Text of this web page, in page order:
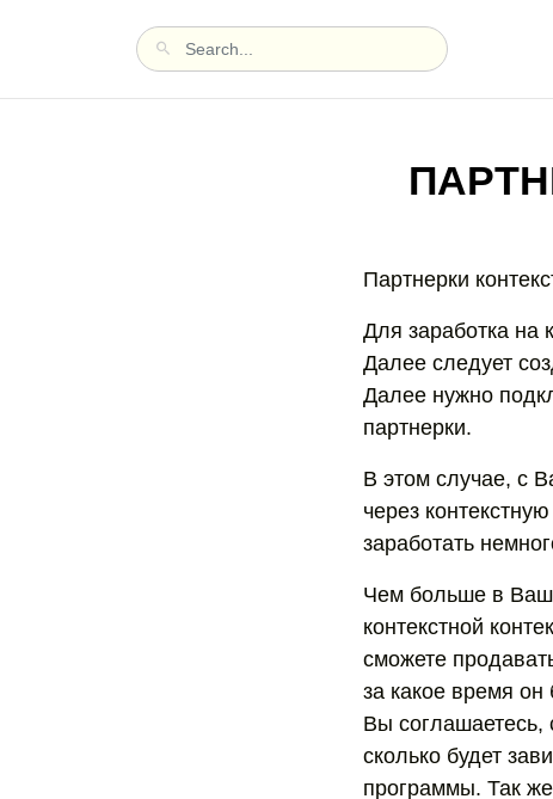
Партнерки
Для заработка на
Далее следует
Далее нужно
партнерки.
В этом случае, с
через
заработать
Чем больше в
контекстной
сможете
за какое время он
Вы соглашаетесь,
сколько будет
программы. Так